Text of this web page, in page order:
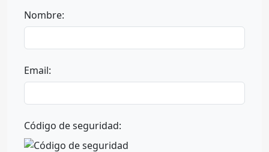
Nombre:
Email:
Código de seguridad: